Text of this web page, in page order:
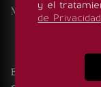
y el
de Privacidad
Minuto x Minuto
Edición Impresa